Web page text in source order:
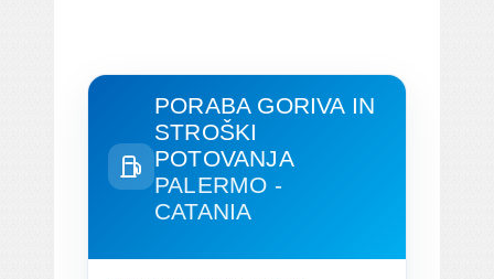
PORABA GORIVA IN
STROŠKI
POTOVANJA
PALERMO -
CATANIA